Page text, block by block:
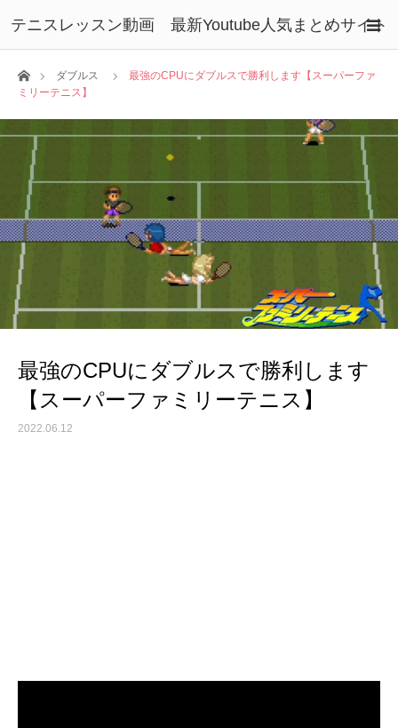
テニスレッスン動画 最新Youtube人気まとめサイト
ホームダブルス
最強のCPUにダブルスで勝利します【スーパーファ
ミリーテニス】
最強のCPUにダブルスで勝利します
【スーパーファミリーテニス】
2022.06.12